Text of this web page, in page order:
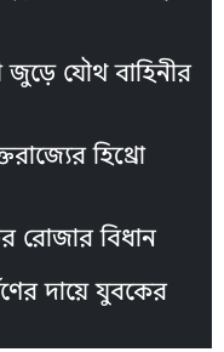
যৌথ বাহিনীর
হিথ্রো
রোজার বিধান
দায়ে যুবকের